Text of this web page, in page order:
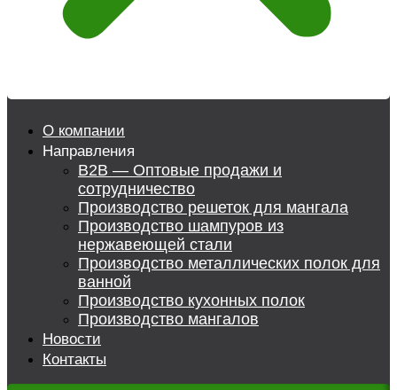
О компании
Направления
B2B — Оптовые продажи и
сотрудничество
Производство решеток для мангала
Производство шампуров из
нержавеющей стали
Производство металлических полок для
ванной
Производство кухонных полок
Производство мангалов
Новости
Контакты